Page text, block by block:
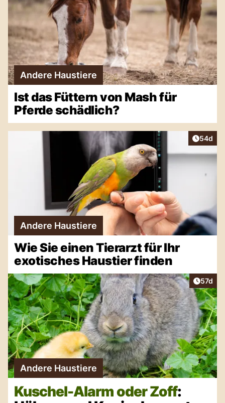
Andere Haustiere
Ist das Füttern von Mash für
Pferde schädlich?
Artikel
54d
Andere Haustiere
Wie Sie einen Tierarzt für Ihr
exotisches Haustier finden
Artikel
57d
Andere Haustiere
Kuschel-Alarm oder Zoff: